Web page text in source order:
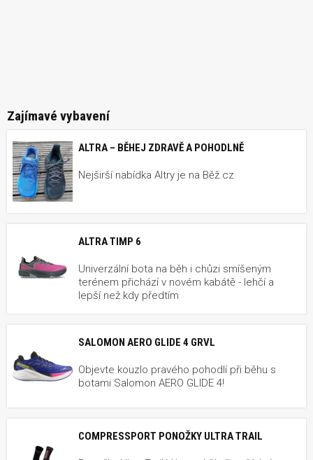
Zajímavé vybavení
ALTRA – BĚHEJ ZDRAVĚ A POHODLNĚ
Nejširší nabídka Altry je na Běž.cz
ALTRA TIMP 6
Univerzální bota na běh i chůzi smíšeným
terénem přichází v novém kabátě - lehčí a
lepší než kdy předtím
SALOMON AERO GLIDE 4 GRVL
Objevte kouzlo pravého pohodlí při běhu s
botami Salomon AERO GLIDE 4!
COMPRESSPORT PONOŽKY ULTRA TRAIL